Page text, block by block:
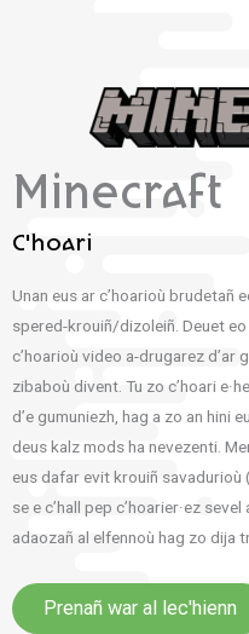
Minecraft
C'hoari
Unan eus ar c’hoarioù brudetañ
spered-krouiñ/dizoleiñ. Deuet
c’hoarioù video a-drugarez d’ar
zibaboù divent. Tu zo c’hoari
d’e gumuniezh, hag a zo an hini
deus kalz mods ha nevezenti.
eus dafar evit krouiñ savadurioù
se e c’hall pep c’hoarier·ez
adaozañ al elfennoù hag zo dija
Prenañ war al lec'hienn